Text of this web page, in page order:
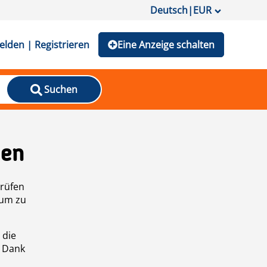
Deutsch|EUR
| Registrieren Eine Anzeige schalten
Suchen
zu
die